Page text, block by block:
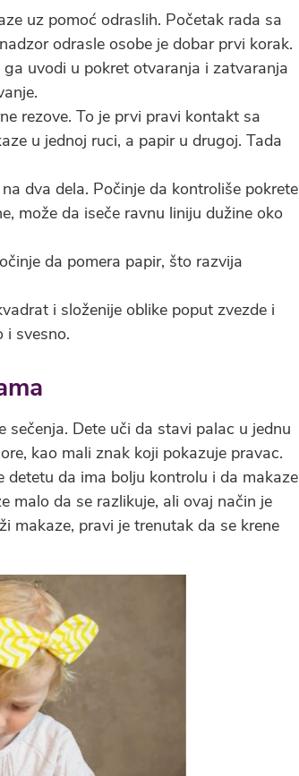
uz pomoć odraslih. Početak rada sa
odrasle osobe je dobar prvi korak.
ga uvodi u pokret otvaranja i zatvaranja
rezove. To je prvi pravi kontakt sa
u jednoj ruci, a papir u drugoj. Tada
dva dela. Počinje da kontroliše pokrete
može da iseče ravnu liniju dužine oko
da pomera papir, što razvija
i složenije oblike poput zvezde i
i svesno.
Dete uči da stavi palac u jednu
kao mali znak koji pokazuje pravac.
da ima bolju kontrolu i da makaze
malo da se razlikuje, ali ovaj način je
makaze, pravi je trenutak da se krene